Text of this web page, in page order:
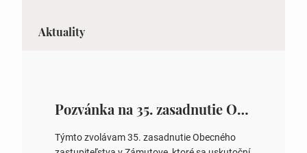
Aktuality
Pozvánka na 35. zasadnutie OZ v Zámutove
Týmto zvolávam 35. zasadnutie Obecného